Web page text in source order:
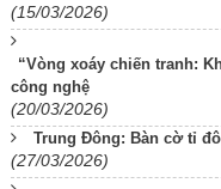
(15/03/2026)
“Vòng xoáy chiến tranh:
công nghệ
(20/03/2026)
Trung Đông: Bàn cờ tỉ
(27/03/2026)